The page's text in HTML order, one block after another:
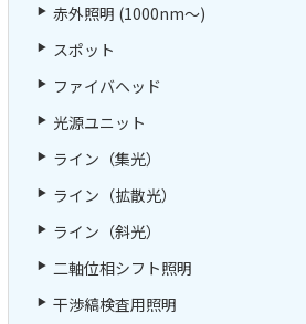
赤外照明 (1000nm～)
スポット
ファイバヘッド
光源ユニット
ライン（集光）
ライン（拡散光）
ライン（斜光）
二軸位相シフト照明
干渉縞検査用照明